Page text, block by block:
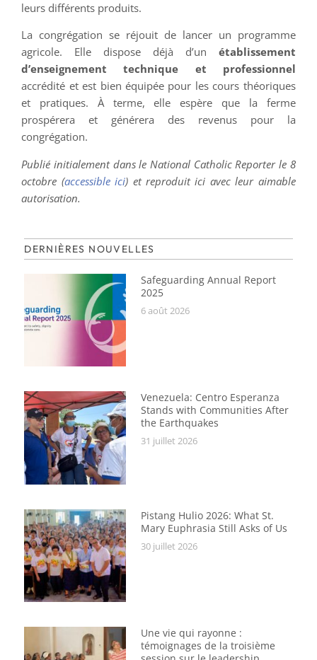
leurs différents produits.
La congrégation se réjouit de lancer un programme
agricole. Elle dispose déjà d’un établissement
d’enseignement technique et professionnel
accrédité et est bien équipée pour les cours théoriques
et pratiques. À terme, elle espère que la ferme
prospérera et générera des revenus pour la
congrégation.
Publié initialement dans le National Catholic Reporter le 8
octobre (accessible ici) et reproduit ici avec leur aimable
autorisation.
DERNIÈRES NOUVELLES
Safeguarding Annual Report
2025
6 août 2026
Venezuela: Centro Esperanza
Stands with Communities After
the Earthquakes
31 juillet 2026
Pistang Hulio 2026: What St.
Mary Euphrasia Still Asks of Us
30 juillet 2026
Une vie qui rayonne :
témoignages de la troisième